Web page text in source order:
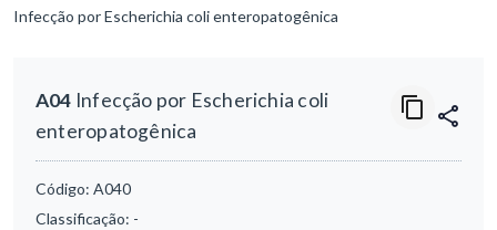
Infecção por Escherichia coli enteropatogênica
A04 Infecção por Escherichia coli
enteropatogênica
Código: A040
Classificação: -